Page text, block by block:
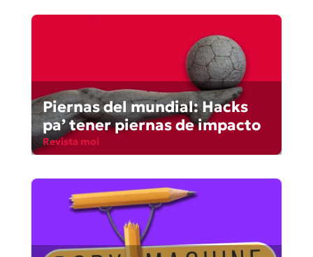
Piernas del mundial: Hacks
pa’ tener piernas de impacto
Revista moi